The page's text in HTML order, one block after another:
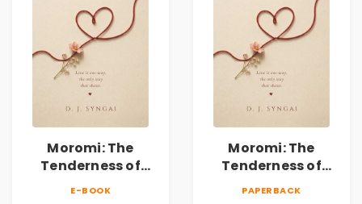
Moromi: The
Tenderness of
Loving Someone |
E-BOOK
Moromi: The
Tenderness of
Loving Someone |
PAPERBACK